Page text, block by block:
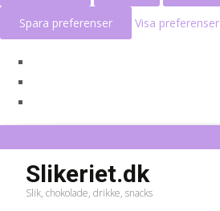
Spara preferenser Visa preferenser
Slikeriet.dk
Slik, chokolade, drikke, snacks